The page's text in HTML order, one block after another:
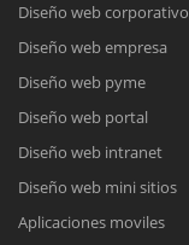
Diseño web corporativo
Diseño web empresa
Diseño web pyme
Diseño web portal
Diseño web intranet
Diseño web mini sitios
Aplicaciones moviles